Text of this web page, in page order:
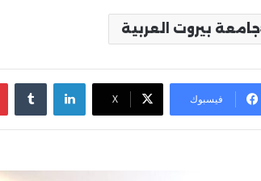
جامعة بيروت العربية
فيسبوك X
لينكدإن